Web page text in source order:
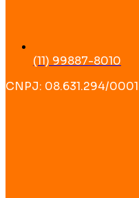
(11) 99887-8010
CNPJ: 08.631.294/